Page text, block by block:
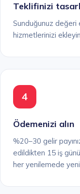
Teklifinizi
Sunduğunuz değeri
hizmetlerinizi
4
Ödemenizi alın
%20–30 gelir
edildikten 15 iş
her yenilemede